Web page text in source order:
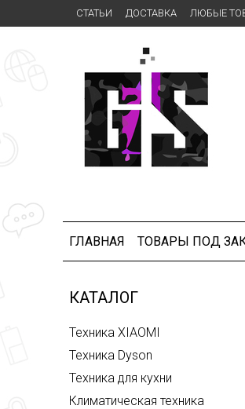
СТАТЬИ ДОСТАВКА ЛЮБЫЕ
ГЛАВНАЯ ТОВАРЫ ПОД
КАТАЛОГ
Техника XIAOMI
Техника Dyson
Техника для кухни
Климатическая техника